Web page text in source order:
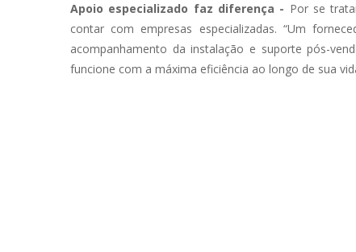
Apoio especializado faz diferença - Por se
contar com empresas especializadas. “Um
acompanhamento da instalação e suporte pós-
funcione com a máxima eficiência ao longo de sua